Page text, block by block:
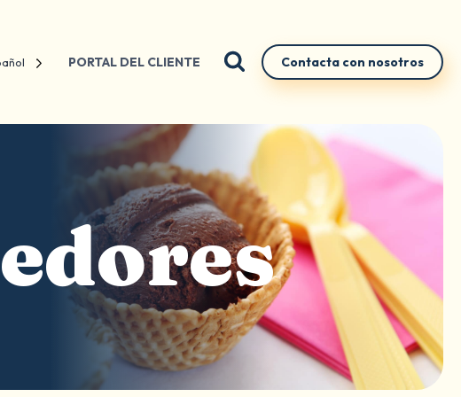
PORTAL DEL CLIENTE Contacta con nosotros